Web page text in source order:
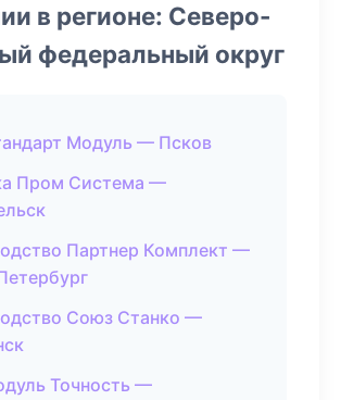
в регионе: Северо-
федеральный округ
Модуль — Псков
Пром Система —
Партнер Комплект —
Союз Станко —
Точность —